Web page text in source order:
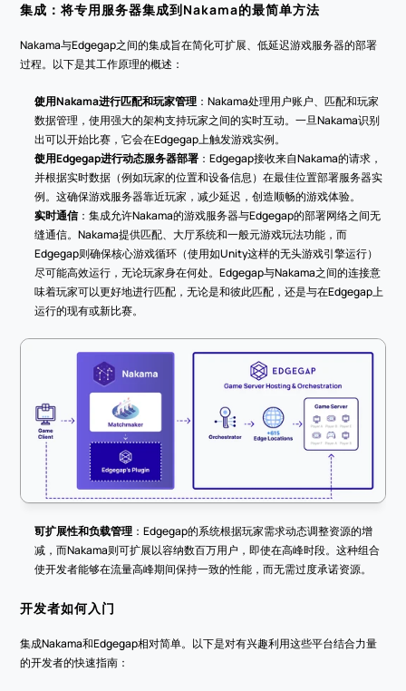
集成：将专用服务器集成到Nakama的最简单方法
Nakama与Edgegap之间的集成旨在简化可扩展、低延迟游戏服务器的部署
过程。以下是其工作原理的概述：
使用Nakama进行匹配和玩家管理 ：Nakama处理用户账户、匹配和玩家
数据管理，使用强大的架构支持玩家之间的实时互动。一旦Nakama识别
出可以开始比赛，它会在Edgegap上触发游戏实例。
使用Edgegap进行动态服务器部署 ：Edgegap接收来自Nakama的请求，
并根据实时数据（例如玩家的位置和设备信息）在最佳位置部署服务器实
例。这确保游戏服务器靠近玩家，减少延迟，创造顺畅的游戏体验。
实时通信：集成允许Nakama的游戏服务器与Edgegap的部署网络之间无
缝通信。Nakama提供匹配、大厅系统和一般元游戏玩法功能，而
Edgegap则确保核心游戏循环（使用如Unity这样的无头游戏引擎运行）
尽可能高效运行，无论玩家身在何处。Edgegap与Nakama之间的连接意
味着玩家可以更好地进行匹配，无论是和彼此匹配，还是与在Edgegap上
运行的现有或新比赛。
可扩展性和负载管理 ：Edgegap的系统根据玩家需求动态调整资源的增
减，而Nakama则可扩展以容纳数百万用户，即使在高峰时段。这种组合
使开发者能够在流量高峰期间保持一致的性能，而无需过度承诺资源。
开发者如何入门
集成Nakama和Edgegap相对简单。以下是对有兴趣利用这些平台结合力量
的开发者的快速指南：